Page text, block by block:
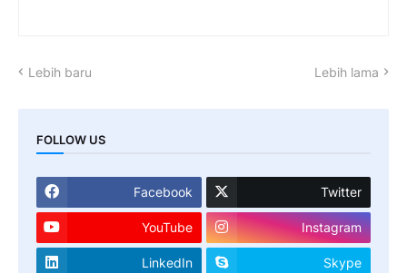
Lebih baru Lebih lama
FOLLOW US
Facebook Twitter
YouTube Instagram
LinkedIn Skype